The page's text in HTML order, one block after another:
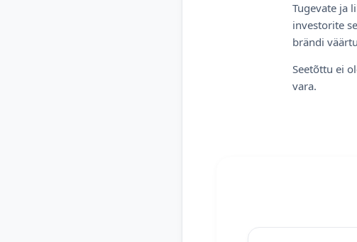
Tugevate ja
investorite
brändi
Seetõttu ei
vara.